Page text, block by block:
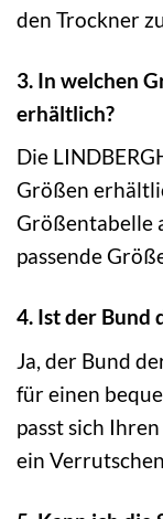
den Trockner
3. In welchen
erhältlich?
Die
Größen
Größentabelle
passende
4. Ist der Bund
Ja, der Bund
für einen
passt sich
ein